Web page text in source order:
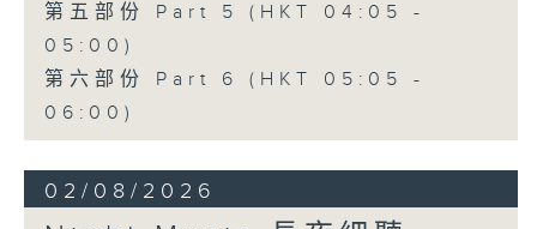
第五部份 Part 5 (HKT 04:05 -
05:00)
第六部份 Part 6 (HKT 05:05 -
06:00)
02/08/2026